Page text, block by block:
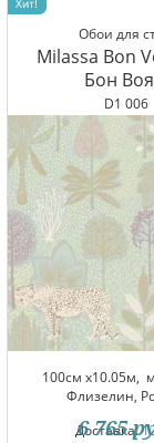
Обои для
Milassa Bon
Бон
D1 006
100см x10.05м,
Флизелин,
Доставка:
6 765